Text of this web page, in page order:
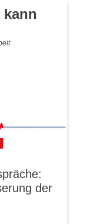
kann
der